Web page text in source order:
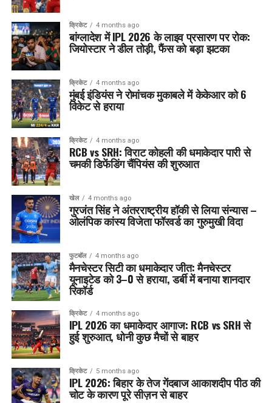
क्रिकेट 4 months ago
बांग्लादेश में IPL 2026 के लाइव प्रसारण पर रोक:
जियोस्टार ने डील तोड़ी, फैंस को बड़ा झटका
क्रिकेट 4 months ago
मुंबई इंडियंस ने रोमांचक मुकाबले में केकेआर को 6
विकेट से हराया
क्रिकेट 4 months ago
RCB vs SRH: विराट कोहली की धमाकेदार पारी से
चमकी डिफेंडिंग चैंपियंस की शुरुआत
खेल 4 months ago
गुरजंत सिंह ने अंतरराष्ट्रीय हॉकी से लिया संन्यास –
ओलंपिक कांस्य विजेता फॉरवर्ड का गुरुमुखी विदा
फुटबॉल 4 months ago
मैनचेस्टर सिटी का धमाकेदार जीत: मैनचेस्टर
यूनाइटेड को 3–0 से हराया, डर्बी में बनाया शानदार
रिकॉर्ड
क्रिकेट 4 months ago
IPL 2026 का धमाकेदार आगाज: RCB vs SRH से
हुई शुरुआत, धोनी कुछ मैचों से बाहर
क्रिकेट 5 months ago
IPL 2026: बिहार के तेज गेंदबाज आकाशदीप पीठ की
चोट के कारण पूरे सीज़न से बाहर